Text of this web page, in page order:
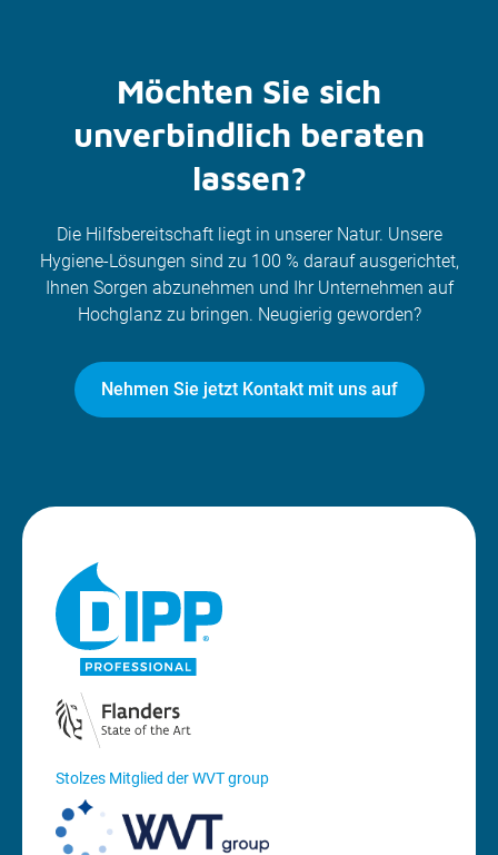
Möchten Sie sich
unverbindlich beraten
lassen?
Die Hilfsbereitschaft liegt in unserer Natur. Unsere
Hygiene-Lösungen sind zu 100 % darauf ausgerichtet,
Ihnen Sorgen abzunehmen und Ihr Unternehmen auf
Hochglanz zu bringen. Neugierig geworden?
Nehmen Sie jetzt Kontakt mit uns auf
Stolzes Mitglied der WVT group